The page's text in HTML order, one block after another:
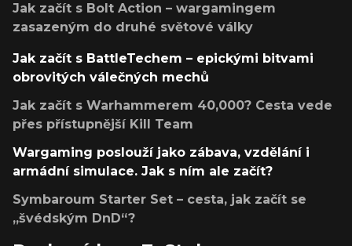
Jak začít s Bolt Action – wargamingem
zasazeným do druhé světové války
Jak začít s BattleTechem – epickými bitvami
obrovitých válečných mechů
Jak začít s Warhammerem 40,000? Cesta vede
přes přístupnější Kill Team
Wargaming poslouží jako zábava, vzdělání i
armádní simulace. Jak s ním ale začít?
Symbaroum Starter Set – cesta, jak začít se
„švédským DnD“?